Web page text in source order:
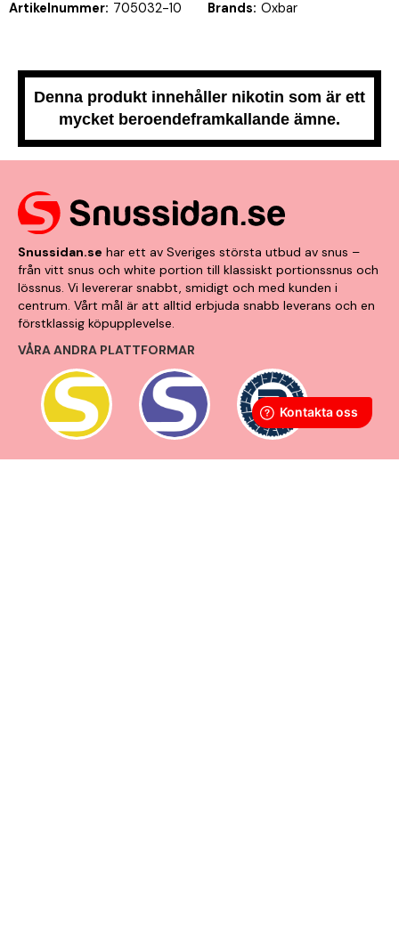
Artikelnummer: 705032-10 Brands: Oxbar
Denna produkt innehåller nikotin som är ett
mycket beroendeframkallande ämne.
Snussidan.se har ett av Sveriges största utbud av snus –
från vitt snus och white portion till klassiskt portionssnus och
lössnus. Vi levererar snabbt, smidigt och med kunden i
centrum. Vårt mål är att alltid erbjuda snabb leverans och en
förstklassig köpupplevelse.
VÅRA ANDRA PLATTFORMAR